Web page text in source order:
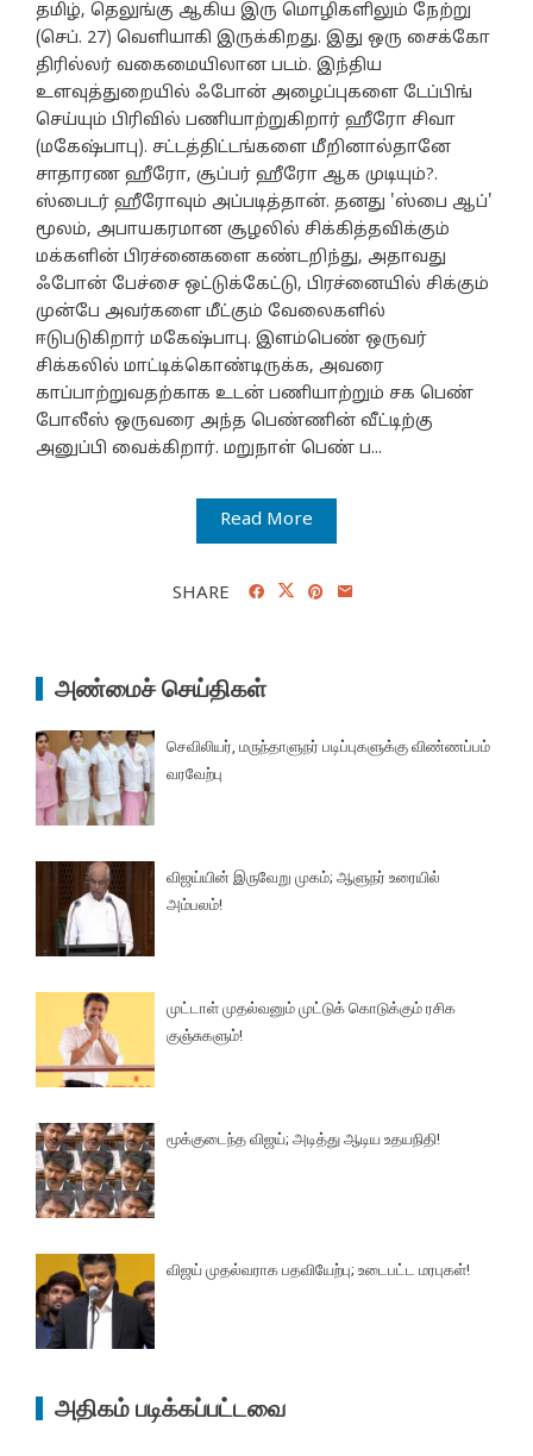
தமிழ், தெலுங்கு ஆகிய இரு மொழிகளிலும் நேற்று
(செப். 27) வெளியாகி இருக்கிறது. இது ஒரு சைக்கோ
திரில்லர் வகைமையிலான படம். இந்திய
உளவுத்துறையில் ஃபோன் அழைப்புகளை டேப்பிங்
செய்யும் பிரிவில் பணியாற்றுகிறார் ஹீரோ சிவா
(மகேஷ்பாபு). சட்டத்திட்டங்களை மீறினால்தானே
சாதாரண ஹீரோ, சூப்பர் ஹீரோ ஆக முடியும்?.
ஸ்பைடர் ஹீரோவும் அப்படித்தான். தனது 'ஸ்பை ஆப்'
மூலம், அபாயகரமான சூழலில் சிக்கித்தவிக்கும்
மக்களின் பிரச்னைகளை கண்டறிந்து, அதாவது
ஃபோன் பேச்சை ஒட்டுக்கேட்டு, பிரச்னையில் சிக்கும்
முன்பே அவர்களை மீட்கும் வேலைகளில்
ஈடுபடுகிறார் மகேஷ்பாபு. இளம்பெண் ஒருவர்
சிக்கலில் மாட்டிக்கொண்டிருக்க, அவரை
காப்பாற்றுவதற்காக உடன் பணியாற்றும் சக பெண்
போலீஸ் ஒருவரை அந்த பெண்ணின் வீட்டிற்கு
அனுப்பி வைக்கிறார். மறுநாள் பெண் ப...
Read More
SHARE
அண்மைச் செய்திகள்
செவிலியர், மருந்தாளுநர் படிப்புகளுக்கு விண்ணப்பம்
வரவேற்பு
விஜய்யின் இருவேறு முகம்; ஆளுநர் உரையில்
அம்பலம்!
முட்டாள் முதல்வனும் முட்டுக் கொடுக்கும் ரசிக
குஞ்சுகளும்!
மூக்குடைந்த விஜய்; அடித்து ஆடிய உதயநிதி!
விஜய் முதல்வராக பதவியேற்பு; உடைபட்ட மரபுகள்!
அதிகம் படிக்கப்பட்டவை